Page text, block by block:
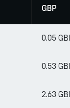
GBP
0.05
0.53
2.63